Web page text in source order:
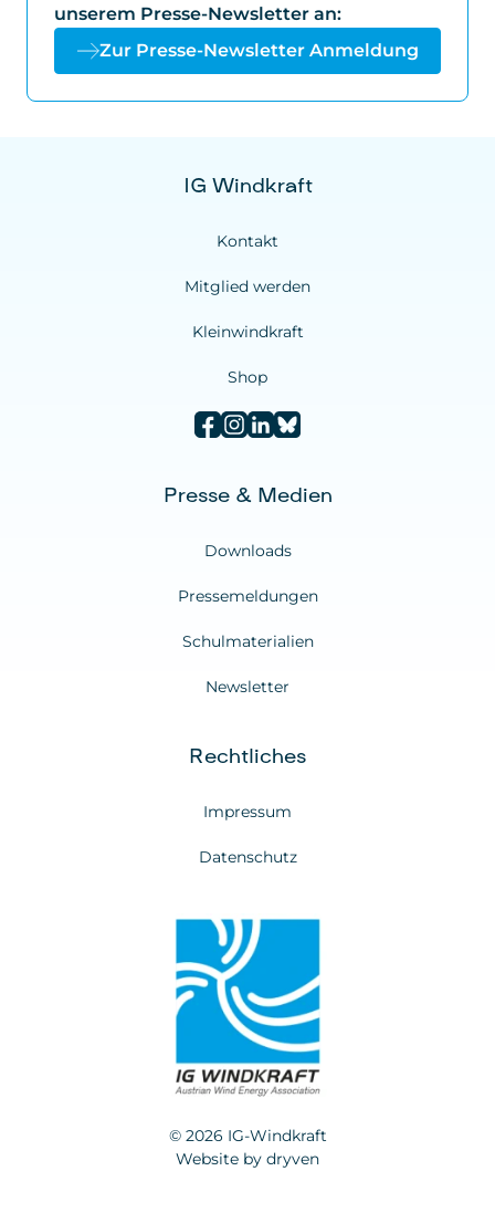
unserem Presse-Newsletter an:
Zur Presse-Newsletter Anmeldung
IG Windkraft
Kontakt
Mitglied werden
Kleinwindkraft
Shop
Presse & Medien
Downloads
Pressemeldungen
Schulmaterialien
Newsletter
Rechtliches
Impressum
Datenschutz
© 2026 IG-Windkraft
Website by dryven